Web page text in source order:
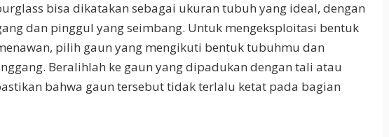
bisa dikatakan sebagai ukuran tubuh yang ideal, dengan
dan pinggul yang seimbang. Untuk mengeksploitasi bentuk
pilih gaun yang mengikuti bentuk tubuhmu dan
Beralihlah ke gaun yang dipadukan dengan tali atau
bahwa gaun tersebut tidak terlalu ketat pada bagian